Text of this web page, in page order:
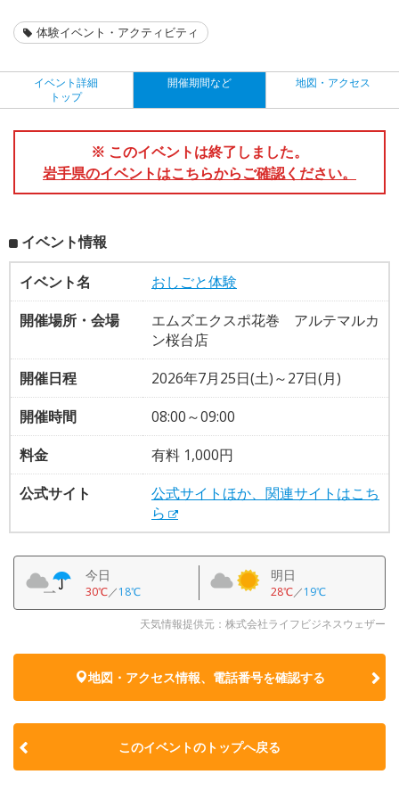
体験イベント・アクティビティ
イベント詳細
トップ
開催期間など 地図・アクセス
※ このイベントは終了しました。
岩手県のイベントはこちらからご確認ください。
イベント情報
イベント名
おしごと体験
開催場所・会場
エムズエクスポ花巻 アルテマルカ
ン桜台店
開催日程
2026年7月25日(土)～27日(月)
開催時間
08:00～09:00
料金
有料 1,000円
公式サイト
公式サイトほか、関連サイトはこち
ら
今日
30℃／18℃
明日
28℃／19℃
天気情報提供元：株式会社ライフビジネスウェザー
地図・アクセス情報、電話番号を確認する
このイベントのトップへ戻る